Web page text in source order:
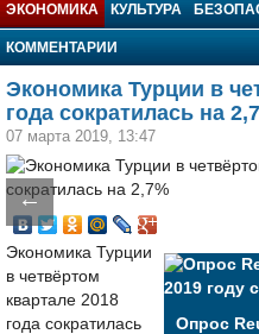
ЭКОНОМИКА КУЛЬТУРА
КОММЕНТАРИИ
Экономика Турции в
года сократилась на
07 марта 2019, 13:47
←
Опрос
Экономика Турции
в четвёртом
квартале 2018
года сократилась